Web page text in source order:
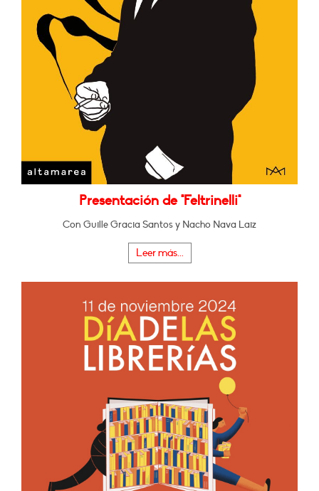
Presentación de "Feltrinelli"
Con Guille Gracia Santos y Nacho Nava Laiz
Leer más...